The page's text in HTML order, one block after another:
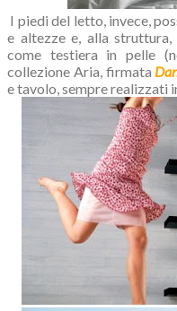
I piedi del letto, invece,
e altezze e, alla struttura,
come testiera in pelle
collezione Aria, firmata
e tavolo, sempre realizzati